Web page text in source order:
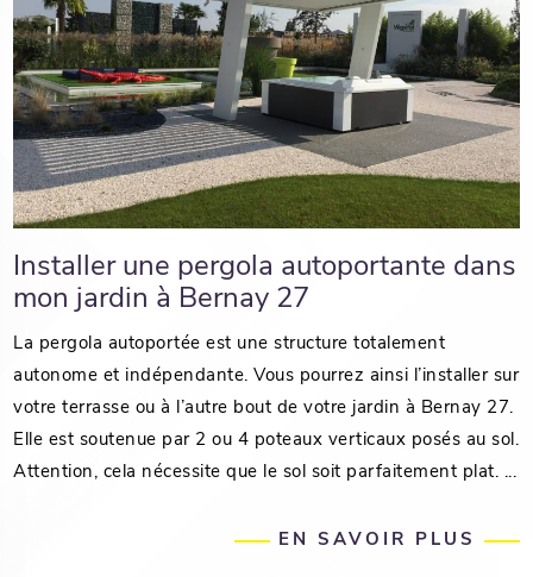
Installer une pergola autoportante dans
mon jardin à Bernay 27
La pergola autoportée est une structure totalement
autonome et indépendante. Vous pourrez ainsi l’installer sur
votre terrasse ou à l’autre bout de votre jardin à Bernay 27.
Elle est soutenue par 2 ou 4 poteaux verticaux posés au sol.
Attention, cela nécessite que le sol soit parfaitement plat. ...
EN SAVOIR PLUS